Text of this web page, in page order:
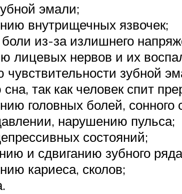
эмали;
внутрищечных язвочек;
из-за излишнего
лицевых нервов и их
зубной
так как человек спит
головных болей,
нарушению пульса;
состояний;
и сдвиганию зубного
кариеса, сколов;